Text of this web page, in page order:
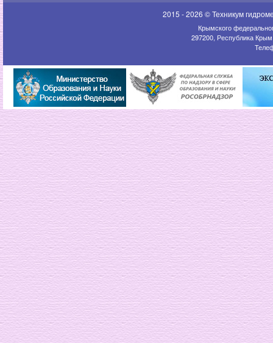
2015 - 2026 © Техникум
Крымского
297200, Республика